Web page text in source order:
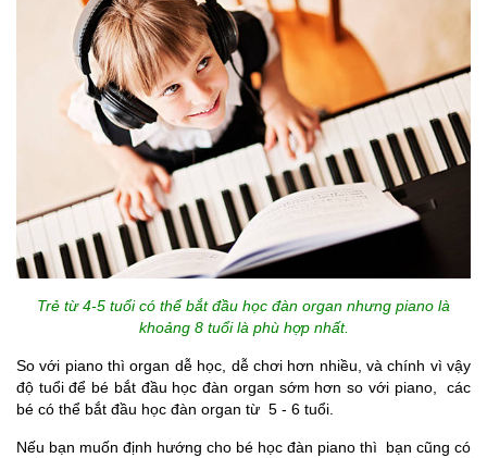
Trẻ từ 4-5 tuổi có thể bắt đầu học đàn organ nhưng piano là
khoảng 8 tuổi là phù hợp nhất.
So với piano thì organ dễ học, dễ chơi hơn nhiều, và chính vì vậy
độ tuổi để bé bắt đầu học đàn organ sớm hơn so với piano, các
bé có thể bắt đầu học đàn organ từ 5 - 6 tuổi.
Nếu bạn muốn định hướng cho bé học đàn piano thì bạn cũng có